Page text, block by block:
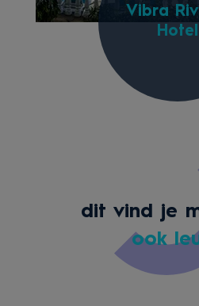
Vibra
Hotel
dit vind je
ook